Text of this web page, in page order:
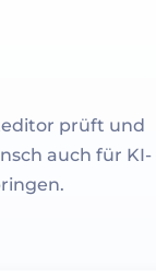
prüft und
auch für KI-